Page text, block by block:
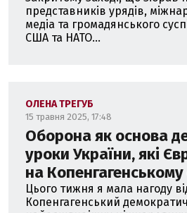
представників урядів,
медіа та громадянського
США та НАТО...
ОЛЕНА ТРЕГУБ
15 травня 2025, 17:48
Оборона як основа
уроки України, які
на Копенгагенському
Цього тижня я мала нагоду
Копенгагенський